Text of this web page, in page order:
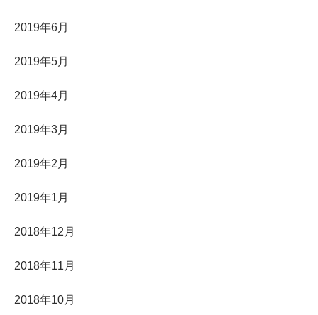
2019年6月
2019年5月
2019年4月
2019年3月
2019年2月
2019年1月
2018年12月
2018年11月
2018年10月